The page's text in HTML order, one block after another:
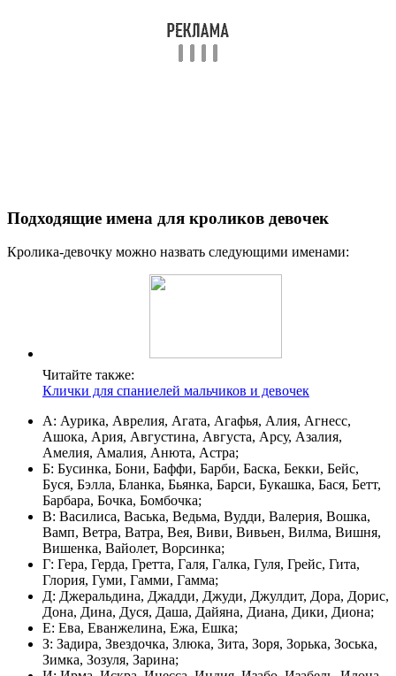
Подходящие имена для кроликов девочек
Кролика-девочку можно назвать следующими именами:
Читайте также:
Клички для спаниелей мальчиков и девочек
А: Аурика, Аврелия, Агата, Агафья, Алия, Агнесс,
Ашока, Ария, Августина, Августа, Арсу, Азалия,
Амелия, Амалия, Анюта, Астра;
Б: Бусинка, Бони, Баффи, Барби, Баска, Бекки, Бейс,
Буся, Бэлла, Бланка, Бьянка, Барси, Букашка, Бася, Бетт,
Барбара, Бочка, Бомбочка;
В: Василиса, Васька, Ведьма, Вудди, Валерия, Вошка,
Вамп, Ветра, Ватра, Вея, Виви, Вивьен, Вилма, Вишня,
Вишенка, Вайолет, Ворсинка;
Г: Гера, Герда, Гретта, Галя, Галка, Гуля, Грейс, Гита,
Глория, Гуми, Гамми, Гамма;
Д: Джеральдина, Джадди, Джуди, Джулдит, Дора, Дорис,
Дона, Дина, Дуся, Даша, Дайяна, Диана, Дики, Диона;
Е: Ева, Еванжелина, Ежа, Ешка;
З: Задира, Звездочка, Злюка, Зита, Зоря, Зорька, Зоська,
Зимка, Зозуля, Зарина;